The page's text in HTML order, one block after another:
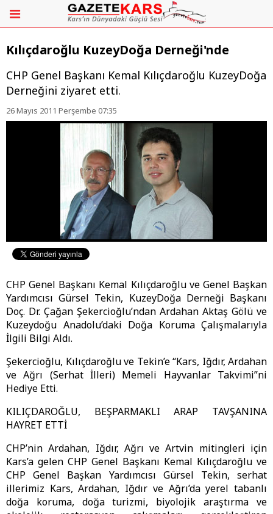
Kılıçdaroğlu KuzeyDoğa Derneği'nde
CHP Genel Başkanı Kemal Kılıçdaroğlu KuzeyDoğa
Derneğini ziyaret etti.
26 Mayıs 2011 Perşembe 07:35
CHP Genel Başkanı Kemal Kılıçdaroğlu ve Genel Başkan
Yardımcısı Gürsel Tekin, KuzeyDoğa Derneği Başkanı
Doç. Dr. Çağan Şekercioğlu’ndan Ardahan Aktaş Gölü ve
Kuzeydoğu Anadolu’daki Doğa Koruma Çalışmalarıyla
İlgili Bilgi Aldı.
Şekercioğlu, Kılıçdaroğlu ve Tekin’e “Kars, Iğdır, Ardahan
ve Ağrı (Serhat İlleri) Memeli Hayvanlar Takvimi”ni
Hediye Etti.
KILIÇDAROĞLU, BEŞPARMAKLI ARAP TAVŞANINA
HAYRET ETTİ
CHP’nin Ardahan, Iğdır, Ağrı ve Artvin mitingleri için
Kars’a gelen CHP Genel Başkanı Kemal Kılıçdaroğlu ve
CHP Genel Başkan Yardımcısı Gürsel Tekin, serhat
illerimiz Kars, Ardahan, Iğdır ve Ağrı’da yerel tabanlı
doğa koruma, doğa turizmi, biyolojik araştırma ve